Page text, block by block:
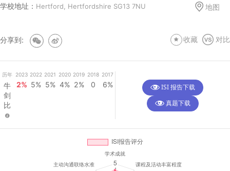
学校地址： Hertford, Hertfordshire SG13 7NU 地图
分享到: 收藏 对比
历年
牛
剑
比
2023
2%
2022
5%
2021
5%
2020
4%
2019
2%
2018
0
2017
6%
ISI 报告下载
真题下载